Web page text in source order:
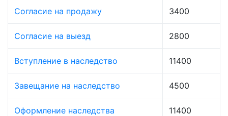
Согласие на продажу 3400
Согласие на выезд 2800
Вступление в наследство 11400
Завещание на наследство 4500
Оформление наследства 11400